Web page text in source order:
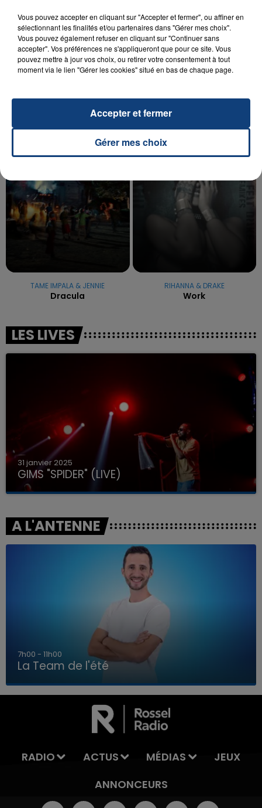
LA TEAM DE L'ÉTÉ
20 juillet 2026
UNE ADOLESCENTE DEVANT SE FAIRE
OPÉRER DE LA CHEVILLE RESSORT DE LA...
reconnu sa responsabilité et présenté ses
TITRES DIFFUSÉS
TAME IMPALA & JENNIE
Dracula
RIHANNA & DRAKE
Work
LES LIVES
31 janvier 2025
GIMS "SPIDER" (LIVE)
A L'ANTENNE
7h00 - 11h00
La Team de l'été
RADIO ACTUS MÉDIAS
JEUX
ANNONCEURS
Vous pouvez accepter en cliquant sur "Accepter et fermer", ou affiner en
sélectionnant les finalités et/ou partenaires dans "Gérer mes choix".
Vous pouvez également refuser en cliquant sur "Continuer sans
accepter". Vos préférences ne s'appliqueront que pour ce site. Vous
pouvez mettre à jour vos choix, ou retirer votre consentement à tout
moment via le lien "Gérer les cookies" situé en bas de chaque page.
Gérer mes choix
Accepter et fermer